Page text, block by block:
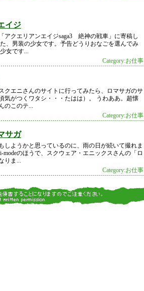
イジ
アクエリアンエイジsaga3 絶神の戦車」に寄稿し
、男装の少女です。予告どうりおなごを選んでみ
女です...
Category:お仕事
クエニさんのサイトに行ってみたら、ロマサガのサ
気がつくワタシ・・・たはは）。 うわああ。超懐
のこのテ...
Category:お仕事
サガ
しようかと思っているのに、雨の日が続いて撮れま
のほうで、スクウェア・エニックスさんの「ロ
りま...
Category:お仕事